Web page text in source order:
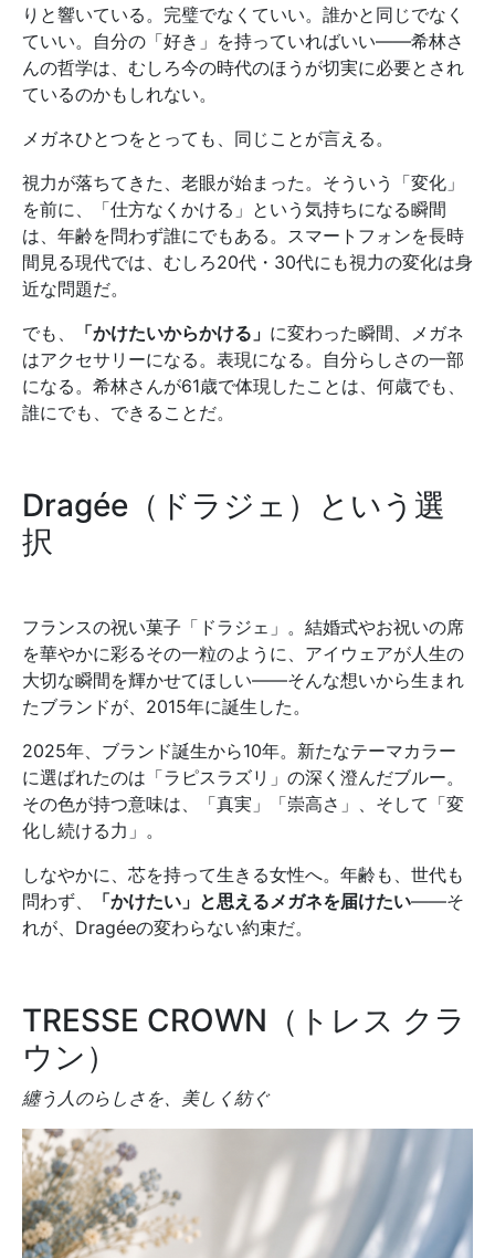
りと響いている。完璧でなくていい。誰かと同じでなく
ていい。自分の「好き」を持っていればいい——希林さ
んの哲学は、むしろ今の時代のほうが切実に必要とされ
ているのかもしれない。
メガネひとつをとっても、同じことが言える。
視力が落ちてきた、老眼が始まった。そういう「変化」
を前に、「仕方なくかける」という気持ちになる瞬間
は、年齢を問わず誰にでもある。スマートフォンを長時
間見る現代では、むしろ20代・30代にも視力の変化は身
近な問題だ。
でも、
「かけたいからかける」 に変わった瞬間、メガネ
はアクセサリーになる。表現になる。自分らしさの一部
になる。希林さんが61歳で体現したことは、何歳でも、
誰にでも、できることだ。
Dragée（ドラジェ）という選
択
フランスの祝い菓子「ドラジェ」。結婚式やお祝いの席
を華やかに彩るその一粒のように、アイウェアが人生の
大切な瞬間を輝かせてほしい——そんな想いから生まれ
たブランドが、2015年に誕生した。
2025年、ブランド誕生から10年。新たなテーマカラー
に選ばれたのは「ラピスラズリ」の深く澄んだブルー。
その色が持つ意味は、「真実」「崇高さ」、そして「変
化し続ける力」。
しなやかに、芯を持って生きる女性へ。年齢も、世代も
問わず、
「かけたい」と思えるメガネを届けたい——そ
れが、Dragéeの変わらない約束だ。
TRESSE CROWN（トレス クラ
ウン）
纏う人のらしさを、美しく紡ぐ